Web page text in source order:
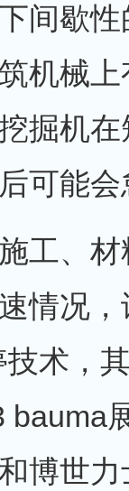
间歇
机械
掘机
可能
、材
情况
术，
bauma
博世